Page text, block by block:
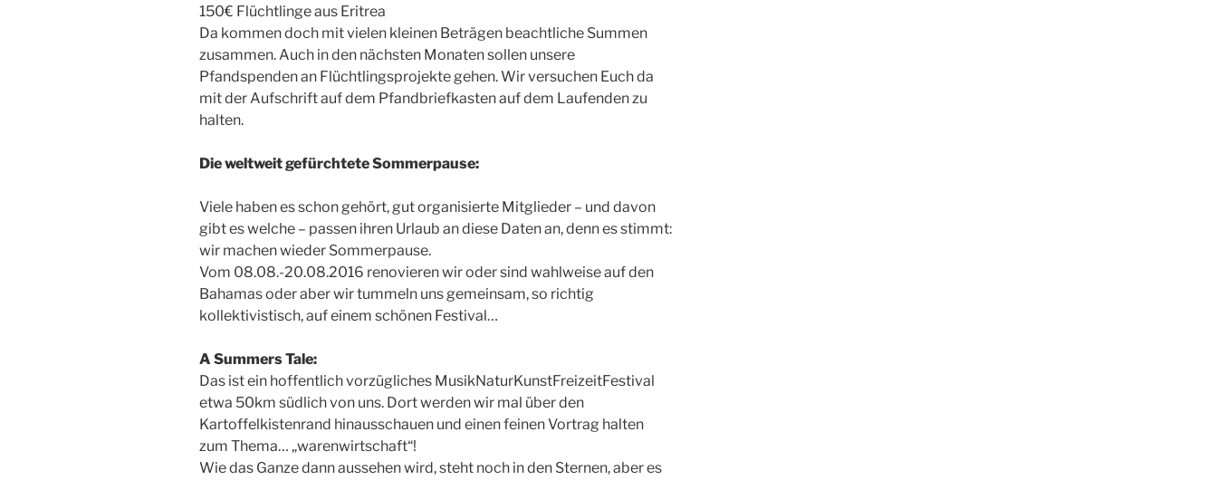
150€ Flüchtlinge aus Eritrea
Da kommen doch mit vielen kleinen Beträgen beachtliche Summen
zusammen. Auch in den nächsten Monaten sollen unsere
Pfandspenden an Flüchtlingsprojekte gehen. Wir versuchen Euch da
mit der Aufschrift auf dem Pfandbriefkasten auf dem Laufenden zu
halten.
Die weltweit gefürchtete Sommerpause:
Viele haben es schon gehört, gut organisierte Mitglieder – und davon
gibt es welche – passen ihren Urlaub an diese Daten an, denn es stimmt:
wir machen wieder Sommerpause.
Vom 08.08.-20.08.2016 renovieren wir oder sind wahlweise auf den
Bahamas oder aber wir tummeln uns gemeinsam, so richtig
kollektivistisch, auf einem schönen Festival…
A Summers Tale:
Das ist ein hoffentlich vorzügliches MusikNaturKunstFreizeitFestival
etwa 50km südlich von uns. Dort werden wir mal über den
Kartoffelkistenrand hinausschauen und einen feinen Vortrag halten
zum Thema… „warenwirtschaft“!
Wie das Ganze dann aussehen wird, steht noch in den Sternen, aber es